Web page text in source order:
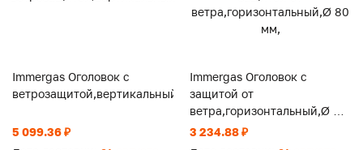
Immergas Оголовок с
ветрозащитой,вертикальный
5 099.36 ₽
Immergas Оголовок с
защитой от
ветра,горизонтальный,Ø 80
мм,
3 234.88 ₽